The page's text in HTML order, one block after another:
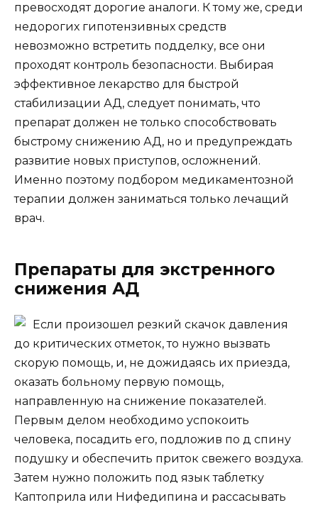
превосходят дорогие аналоги. К тому же, среди
недорогих гипотензивных средств
невозможно встретить подделку, все они
проходят контроль безопасности. Выбирая
эффективное лекарство для быстрой
стабилизации АД, следует понимать, что
препарат должен не только способствовать
быстрому снижению АД, но и предупреждать
развитие новых приступов, осложнений.
Именно поэтому подбором медикаментозной
терапии должен заниматься только лечащий
врач.
Препараты для экстренного
снижения АД
Если произошел резкий скачок давления
до критических отметок, то нужно вызвать
скорую помощь, и, не дожидаясь их приезда,
оказать больному первую помощь,
направленную на снижение показателей.
Первым делом необходимо успокоить
человека, посадить его, подложив по д спину
подушку и обеспечить приток свежего воздуха.
Затем нужно положить под язык таблетку
Каптоприла или Нифедипина и рассасывать